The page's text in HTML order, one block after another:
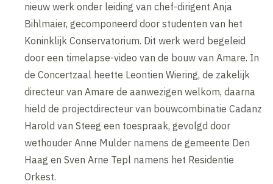
nieuw werk onder leiding van chef-dirigent Anja
Bihlmaier, gecomponeerd door studenten van het
Koninklijk Conservatorium. Dit werk werd begeleid
door een timelapse-video van de bouw van Amare. In
de Concertzaal heette Leontien Wiering, de zakelijk
directeur van Amare de aanwezigen welkom, daarna
hield de projectdirecteur van bouwcombinatie Cadanz
Harold van Steeg een toespraak, gevolgd door
wethouder Anne Mulder namens de gemeente Den
Haag en Sven Arne Tepl namens het Residentie
Orkest.